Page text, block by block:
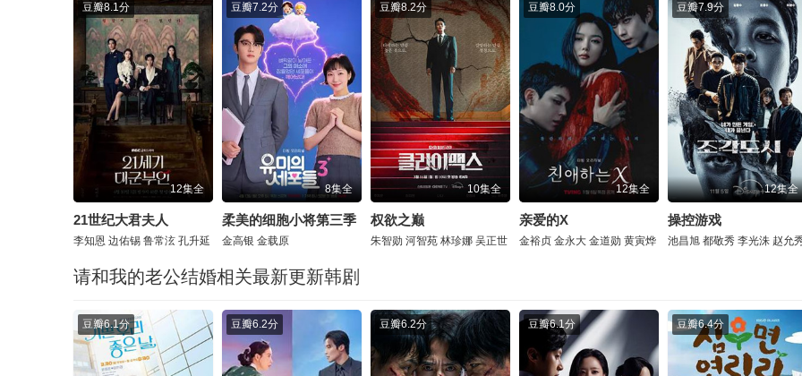
豆瓣8.1分
12集全
21世纪大君夫人
李知恩 边佑锡 鲁常泫 孔升延
豆瓣7.2分
8集全
柔美的细胞小将第三季
金高银 金载原
豆瓣8.2分
10集全
权欲之巅
朱智勋 河智苑 林珍娜 吴正世
豆瓣8.0分
12集全
亲爱的X
金裕贞 金永大 金道勋 黄寅烨
豆瓣7.9分
12集全
操控游戏
池昌旭 都敬秀 李光洙 赵允
请和我的老公结婚相关最新更新韩剧
豆瓣6.1分 豆瓣6.2分 豆瓣6.2分 豆瓣6.1分 豆瓣6.4分